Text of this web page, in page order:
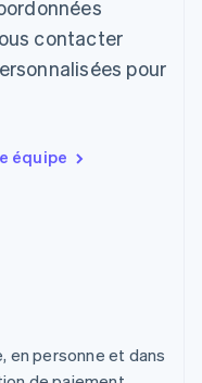
contacter
pour
équipe
en personne et dans